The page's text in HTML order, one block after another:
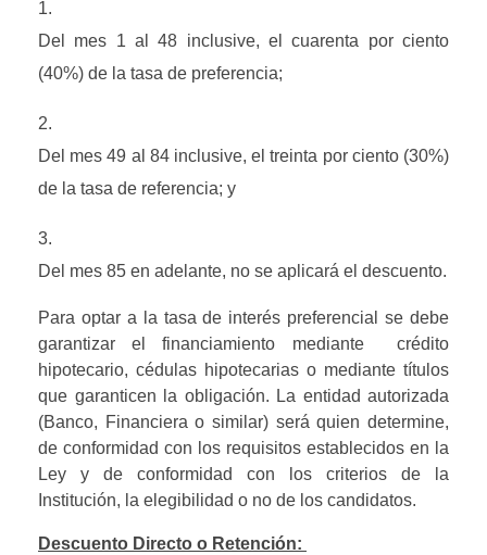
Del mes 1 al 48 inclusive, el cuarenta por ciento
(40%) de la tasa de preferencia;
Del mes 49 al 84 inclusive, el treinta por ciento (30%)
de la tasa de referencia; y
Del mes 85 en adelante, no se aplicará el descuento.
Para optar a la tasa de interés preferencial se debe
garantizar el financiamiento mediante  crédito
hipotecario, cédulas hipotecarias o mediante títulos
que garanticen la obligación. La entidad autorizada
(Banco, Financiera o similar) será quien determine,
de conformidad con los requisitos establecidos en la
Ley y de conformidad con los criterios de la
Institución, la elegibilidad o no de los candidatos.
Descuento Directo o Retención: